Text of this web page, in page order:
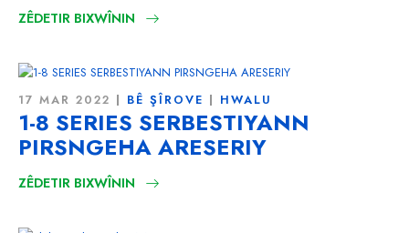
ZÊDETIR BIXWÎNIN
17 MAR 2022 BÊ ŞÎROVE HWALU
1-8 SERIES SERBESTIYANN
PIRSNGEHA ARESERIY
ZÊDETIR BIXWÎNIN